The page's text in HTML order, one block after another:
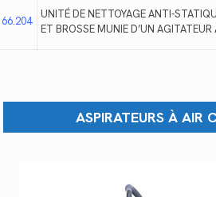
66.204
UNITÉ DE NETTOYAGE ANTI-
ET BROSSE MUNIE D’UN AGITATEUR
ASPIRATEURS À AIR